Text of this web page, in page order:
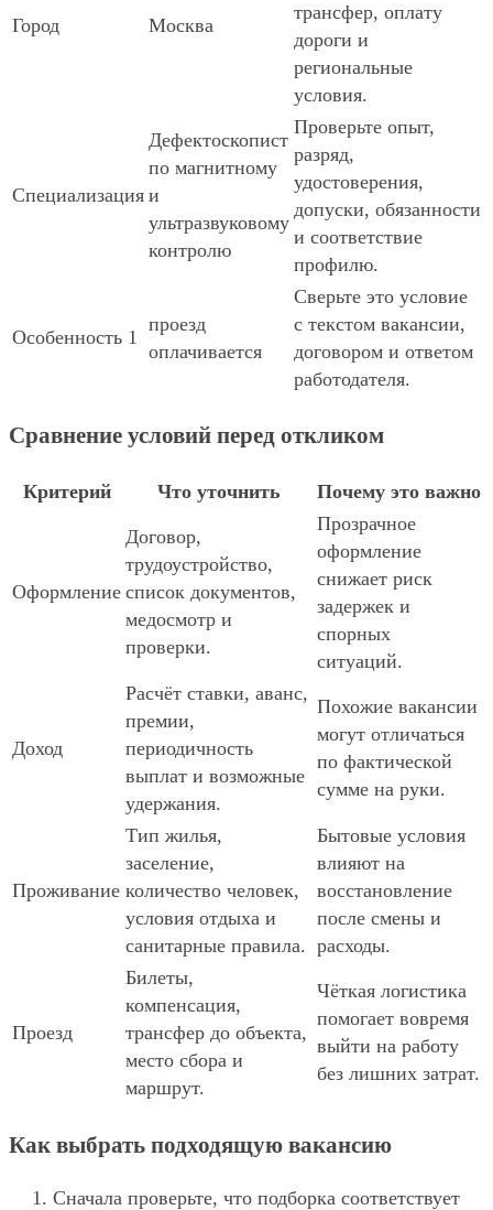
Город Москва
трансфер, оплату
дороги и
региональные
условия.
Специализация
Дефектоскопист
по магнитному
и
ультразвуковому
контролю
Проверьте опыт,
разряд,
удостоверения,
допуски, обязанности
и соответствие
профилю.
Особенность 1
проезд
оплачивается
Сверьте это условие
с текстом вакансии,
договором и ответом
работодателя.
Сравнение условий перед откликом
Критерий Что уточнить Почему это важно
Оформление
Договор,
трудоустройство,
список документов,
медосмотр и
проверки.
Прозрачное
оформление
снижает риск
задержек и
спорных
ситуаций.
Доход
Расчёт ставки, аванс,
премии,
периодичность
выплат и возможные
удержания.
Похожие вакансии
могут отличаться
по фактической
сумме на руки.
Проживание
Тип жилья,
заселение,
количество человек,
условия отдыха и
санитарные правила.
Бытовые условия
влияют на
восстановление
после смены и
расходы.
Проезд
Билеты,
компенсация,
трансфер до объекта,
место сбора и
маршрут.
Чёткая логистика
помогает вовремя
выйти на работу
без лишних затрат.
Как выбрать подходящую вакансию
Сначала проверьте, что подборка соответствует